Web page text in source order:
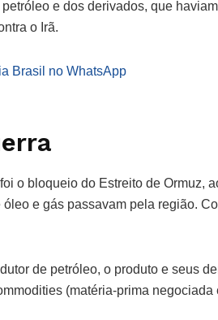
e dos derivados, que
o Irã.
Brasil no WhatsApp
o bloqueio do Estreito de Ormuz,
e gás passavam pela região.
de petróleo, o produto e seus
(matéria-prima